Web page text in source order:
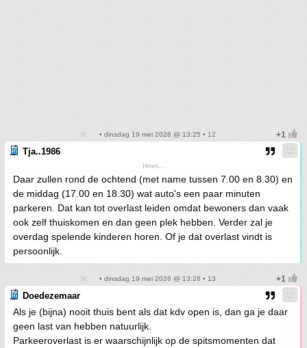
• dinsdag 19 mei 2026 @ 13:25 • 12
Tja..1986
Hmm...
Daar zullen rond de ochtend (met name tussen 7.00 en 8.30) en
de middag (17.00 en 18.30) wat auto's een paar minuten
parkeren. Dat kan tot overlast leiden omdat bewoners dan vaak
ook zelf thuiskomen en dan geen plek hebben. Verder zal je
overdag spelende kinderen horen. Of je dat overlast vindt is
persoonlijk.
• dinsdag 19 mei 2026 @ 13:26 • 13
Doedezemaar
Als je (bijna) nooit thuis bent als dat kdv open is, dan ga je daar
geen last van hebben natuurlijk.
Parkeeroverlast is er waarschijnlijk op de spitsmomenten dat